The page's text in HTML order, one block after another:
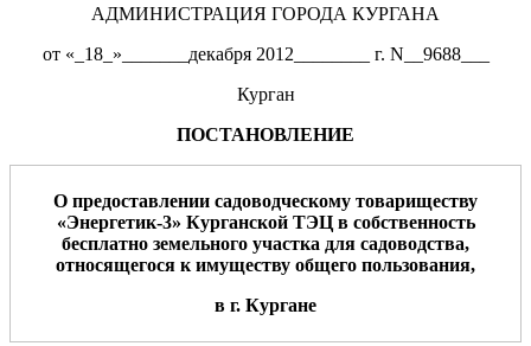
АДМИНИСТРАЦИЯ ГОРОДА КУРГАНА
от «_18_»_______декабря 2012________ г. N__9688___
Курган
ПОСТАНОВЛЕНИЕ
О предоставлении садоводческому товариществу
«Энергетик-3» Курганской ТЭЦ в собственность
бесплатно земельного участка для садоводства,
относящегося к имуществу общего пользования,
в г. Кургане